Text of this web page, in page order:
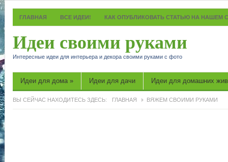
ГЛАВНАЯ ВСЕ ИДЕИ! КАК ОПУБЛИКОВАТЬ СТАТЬЮ НА НАШЕМ
Идеи своими руками
Интересные идеи для интерьера и декора своими руками с фото
Идеи для дома » Идеи для дачи Идеи для домашних
ВЫ СЕЙЧАС НАХОДИТЕСЬ ЗДЕСЬ: ГЛАВНАЯ ВЯЖЕМ СВОИМИ РУКАМИ